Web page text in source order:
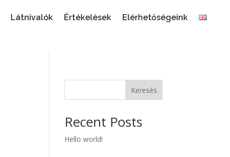
Látnivalók Értékelések Elérhetőségeink
Keresés
Recent Posts
Hello world!